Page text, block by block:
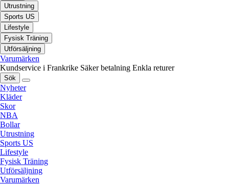
Utrustning
Sports US
Lifestyle
Fysisk Träning
Utförsäljning
Varumärken
Kundservice i Frankrike Säker betalning Enkla returer
Sök
Nyheter
Kläder
Skor
NBA
Bollar
Utrustning
Sports US
Lifestyle
Fysisk Träning
Utförsäljning
Varumärken